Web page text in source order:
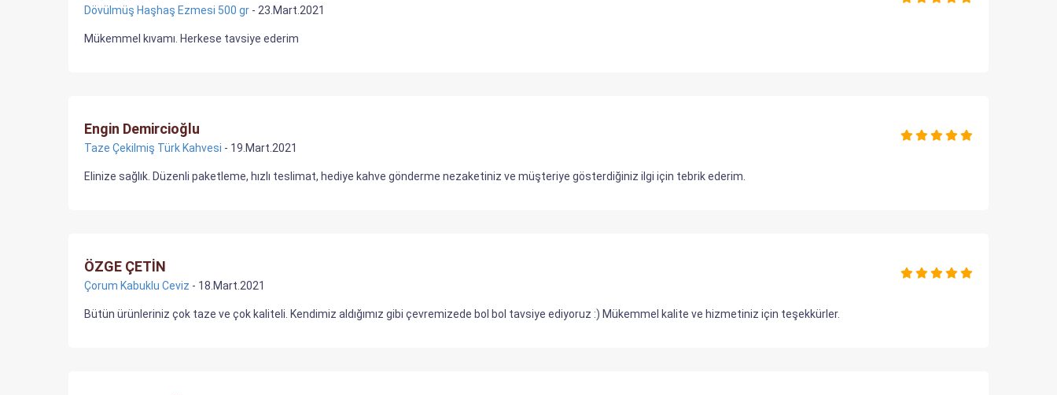
Dövülmüş Haşhaş Ezmesi 500 gr - 23.Mart.2021
Mükemmel kıvamı. Herkese tavsiye ederim
Engin Demircioğlu
Taze Çekilmiş Türk Kahvesi - 19.Mart.2021
Elinize sağlık. Düzenli paketleme, hızlı teslimat, hediye kahve gönderme nezaketiniz ve müşteriye gösterdiğiniz ilgi için tebrik ederim.
ÖZGE ÇETİN
Çorum Kabuklu Ceviz - 18.Mart.2021
Bütün ürünleriniz çok taze ve çok kaliteli. Kendimiz aldığımız gibi çevremizede bol bol tavsiye ediyoruz :) Mükemmel kalite ve hizmetiniz için teşekkürler.